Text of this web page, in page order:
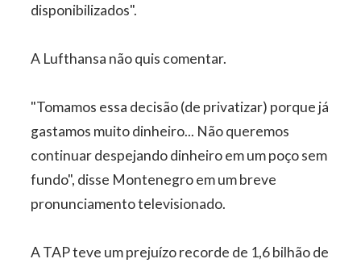
disponibilizados".
A Lufthansa não quis comentar.
"Tomamos essa decisão (de privatizar) porque já
gastamos muito dinheiro... Não queremos
continuar despejando dinheiro em um poço sem
fundo", disse Montenegro em um breve
pronunciamento televisionado.
A TAP teve um prejuízo recorde de 1,6 bilhão de